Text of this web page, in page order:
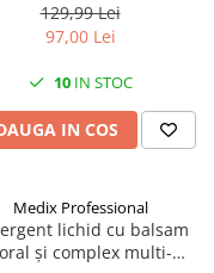
129,99 Lei
97,00 Lei
10IN STOC
IN COS
Medix Professional
lichid cu balsam
și complex multi-